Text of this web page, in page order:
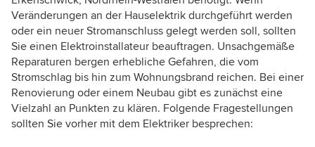
Veränderungen an der Hauselektrik durchgeführt werden
oder ein neuer Stromanschluss gelegt werden soll, sollten
Sie einen Elektroinstallateur beauftragen. Unsachgemäße
Reparaturen bergen erhebliche Gefahren, die vom
Stromschlag bis hin zum Wohnungsbrand reichen. Bei einer
Renovierung oder einem Neubau gibt es zunächst eine
Vielzahl an Punkten zu klären. Folgende Fragestellungen
sollten Sie vorher mit dem Elektriker besprechen: